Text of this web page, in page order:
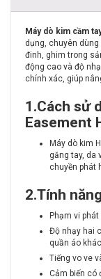
Máy dò kim cầm
dụng, chuyên
đinh, ghim trong
động cao và độ
chính xác, giúp
1.Cách sử
Easement
Máy dò kim
găng tay, da
chuyền phát
2.Tính
Phạm vi
Độ nhạy hai
quần áo
Tiếng vo ve
Cảm biến có